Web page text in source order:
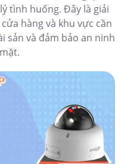
tình huống. Đây là giải
hàng và khu vực cần
sản và đảm bảo an ninh